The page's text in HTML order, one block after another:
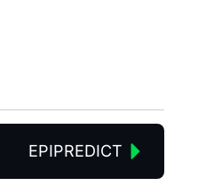
EPIPREDICT